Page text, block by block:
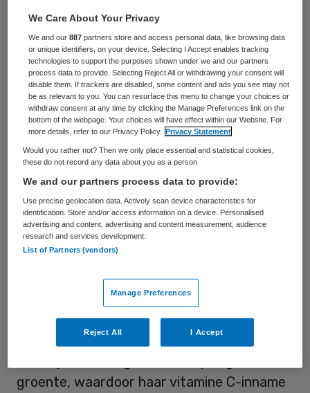
matrozen die vierhonderd jaar geleden de
wereldzeeën bevoeren: scheurbuik. Door
een langdurig tekort aan vitamine C
ontstonden zwellingen en bloedingen.
Zonder behandeling stierf je eraan. Een arts
in Sydney was verbaasd toen hij recent bij
meerdere patiënten de diagnose
scheurbuik moest stellen.
Scheurbuik in de 21e eeuw is een
opmerkelijke aandoening, zeker als die
voorkomt in een ontwikkeld land als
Australië. Penelope Jackson bleek de
eerste patiënt die last kreeg van bloedend
tandvlees, zweren, pijnlijke spieren en
loszittende tanden, allemaal tekenen van
scheurbuik. De oorzaken waren snel
groente, waardoor haar vitamine C-inname
We Care About Your Privacy
We and our887 partners store and access personal data, like browsing data
or unique identifiers, on your device. Selecting I Accept enables tracking
technologies to support the purposes shown under we and our partners
process data to provide. Selecting Reject All or withdrawing your consent will
disable them. If trackers are disabled, some content and ads you see may not
be as relevant to you. You can resurface this menu to change your choices or
withdraw consent at any time by clicking the Manage Preferences link on the
bottom of the webpage. Your choices will have effect within our Website. For
more details, refer to our Privacy Policy.
Privacy Statement
Would you rather not? Then we only place essential and statistical cookies,
these do not record any data about you as a person
We and our partners process data to provide:
Use precise geolocation data. Actively scan device characteristics for
identification. Store and/or access information on a device. Personalised
advertising and content, advertising and content measurement, audience
research and services development.
List of Partners (vendors)
Manage Preferences
Reject All I Accept